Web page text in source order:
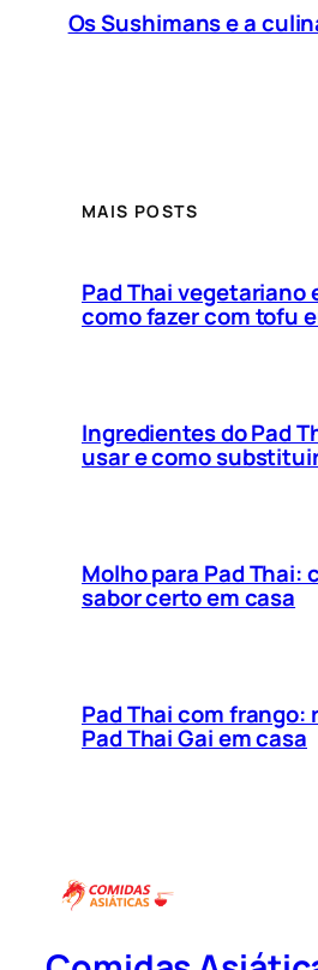
Os Sushimans e a
MAIS POSTS
Pad Thai vegetariano
como fazer com tofu
Ingredientes do Pad
usar e como
Molho para Pad Thai:
sabor certo em casa
Pad Thai com frango:
Pad Thai Gai em casa